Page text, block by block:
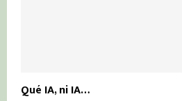
Qué IA, ni IA…